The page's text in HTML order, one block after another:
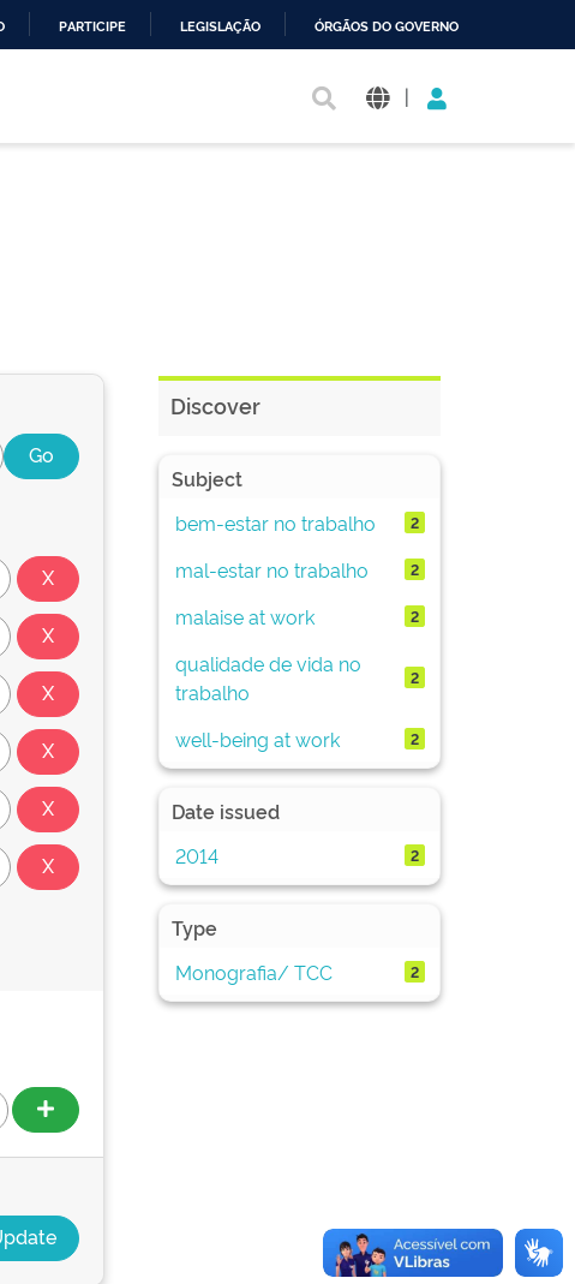
PARTICIPE LEGISLAÇÃO ÓRGÃOS DO GOVERNO
|
Discover
Subject
bem-estar no trabalho
2
mal-estar no trabalho 2
malaise at work 2
qualidade de vida no
trabalho
2
well-being at work 2
Date issued
2014
2
Type
Monografia/ TCC
2